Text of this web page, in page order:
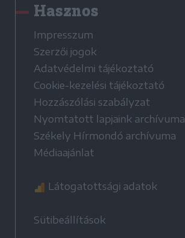
Hasznos
Impresszum
Szerzői jogok
Adatvédelmi tájékoztató
Cookie-kezelési tájékoztató
Hozzászólási szabályzat
Nyomtatott lapjaink archívuma
Székely Hírmondó archívuma
Médiaajánlat
Látogatottsági adatok
Sütibeállítások